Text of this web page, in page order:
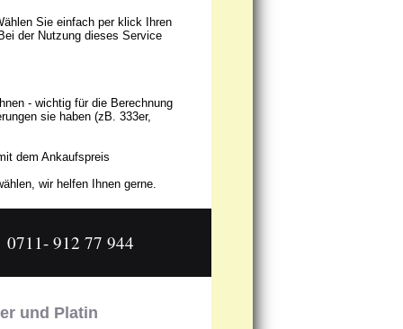
Sie einfach per klick Ihren
der Nutzung dieses Service
- wichtig für die Berechnung
sie haben (zB. 333er,
dem Ankaufspreis
wir helfen Ihnen gerne.
0711- 912 77 944
und Platin